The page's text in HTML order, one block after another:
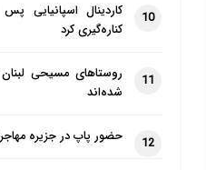
10
کاردینال اسپانیایی
کناره‌گیری کرد
11
روستاهای مسیحی لبنان
شده‌اند
12 حضور پاپ در جزیره